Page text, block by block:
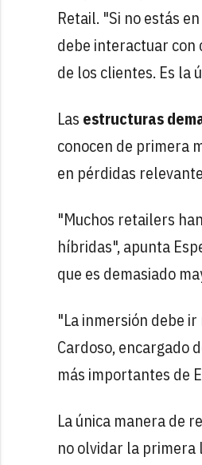
Retail. "Si no estás
debe interactuar con
de los clientes. Es la
Las estructuras
conocen de primera
en pérdidas
"Muchos retailers
híbridas", apunta
que es demasiado
"La inmersión debe
Cardoso, encargado
más importantes de
La única manera de
no olvidar la primera